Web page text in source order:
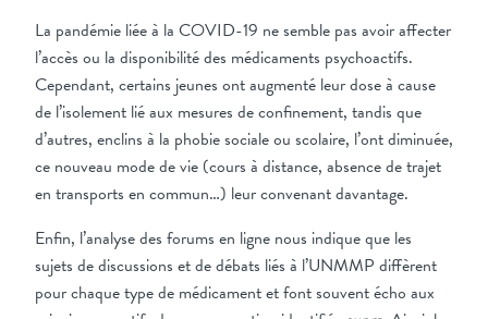
La pandémie liée à la COVID-19 ne semble pas avoir affecter
l’accès ou la disponibilité des médicaments psychoactifs.
Cependant, certains jeunes ont augmenté leur dose à cause
de l’isolement lié aux mesures de confinement, tandis que
d’autres, enclins à la phobie sociale ou scolaire, l’ont diminuée,
ce nouveau mode de vie (cours à distance, absence de trajet
en transports en commun…) leur convenant davantage.
Enfin, l’analyse des forums en ligne nous indique que les
sujets de discussions et de débats liés à l’UNMMP diffèrent
pour chaque type de médicament et font souvent écho aux